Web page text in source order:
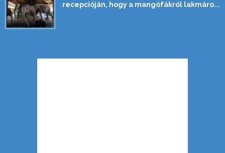
recepcióján, hogy a mangófákról lakmáro...